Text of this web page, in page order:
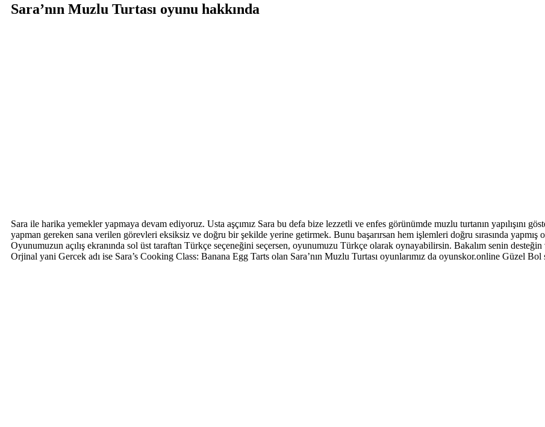
Sara’nın Muzlu Turtası oyunu hakkında
Sara ile harika yemekler yapmaya devam ediyoruz. Usta aşçımız Sara bu defa bize lezzetli ve enfes görünümde muzlu turtanın yapılışını
yapman gereken sana verilen görevleri eksiksiz ve doğru bir şekilde yerine getirmek. Bunu başarırsan hem işlemleri doğru sırasında yapmış
Oyunumuzun açılış ekranında sol üst taraftan Türkçe seçeneğini seçersen, oyunumuzu Türkçe olarak oynayabilirsin. Bakalım senin
Orjinal yani Gercek adı ise Sara’s Cooking Class: Banana Egg Tarts olan Sara’nın Muzlu Turtası oyunlarımız da oyunskor.online Güzel